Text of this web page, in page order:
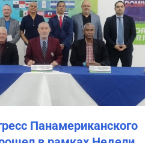
Панамериканского